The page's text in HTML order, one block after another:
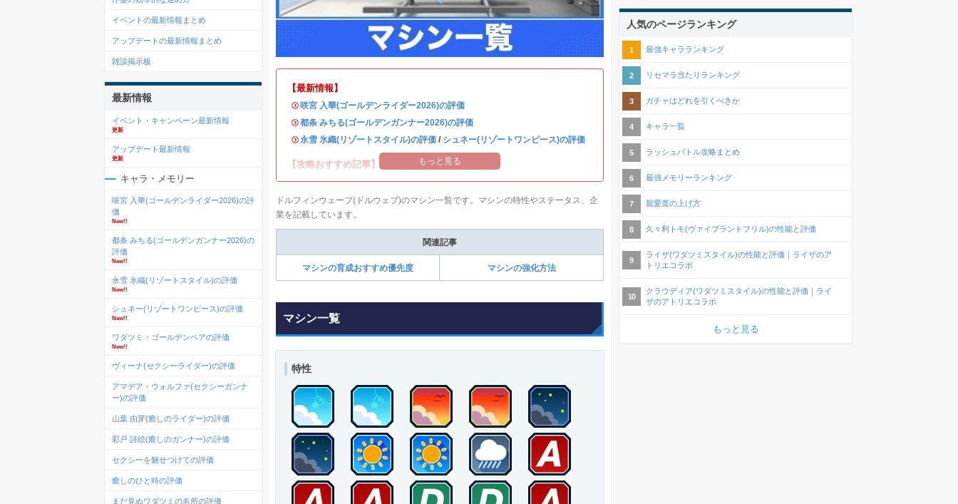
【最新情報】
・咲宮 入華(ゴールデンライダー2026)の評価
・都条 みちる(ゴールデンガンナー2026)の評価
・永雪 氷織(リゾートスタイル)の評価 / シュネー(リゾートワンピース)の評価
【攻略おすすめ記事】 もっと見る
ドルフィンウェーブ(ドルウェブ)のマシン一覧です。マシンの特性やステータス、企
業を記載しています。
関連記事
マシンの育成おすすめ優先度 マシンの強化方法
マシン一覧
特性
イベントの最新情報まとめ
アップデートの最新情報まとめ
雑談掲示板
最新情報
イベント・キャンペーン最新情報
更新
アップデート最新情報
更新
キャラ・メモリー
咲宮 入華(ゴールデンライダー2026)の評
価
New!!
都条 みちる(ゴールデンガンナー2026)の
評価
New!!
永雪 氷織(リゾートスタイル)の評価
New!!
シュネー(リゾートワンピース)の評価
New!!
ワダツミ・ゴールデンペアの評価
New!!
ヴィーナ(セクシーライダー)の評価
アマデア・ウォルファ(セクシーガンナ
ー)の評価
山葉 由芽(癒しのライダー)の評価
彩戸 詩絵(癒しのガンナー)の評価
セクシーを魅せつけての評価
癒しのひと時の評価
まだ見ぬワダツミの名所の評価
人気のページランキング
最強キャラランキング
リセマラ当たりランキング
ガチャはどれを引くべきか
キャラ一覧
ラッシュバトル攻略まとめ
最強メモリーランキング
親愛度の上げ方
久々利トモ(ヴァイブラントフリル)の性能と評価
ライザ(ワダツミスタイル)の性能と評価｜ライザのア
トリエコラボ
クラウディア(ワダツミスタイル)の性能と評価｜ライ
ザのアトリエコラボ
もっと見る